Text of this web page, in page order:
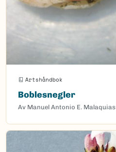
Artshåndbok
Boblesnegler
Av Manuel Antonio E. Malaquias